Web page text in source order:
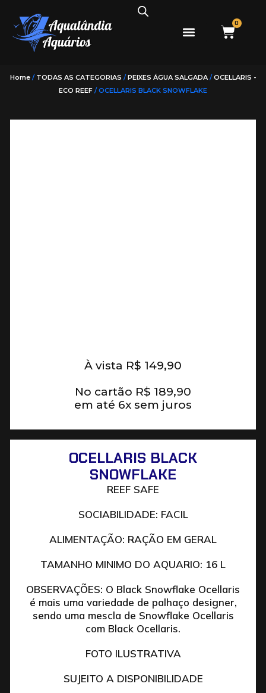
0
Home/ TODAS AS CATEGORIAS /PEIXES ÁGUA SALGADA/OCELLARIS -
ECO REEF / OCELLARIS BLACK SNOWFLAKE
À vista R$ 149,90
No cartão R$ 189,90
em até 6x sem juros
OCELLARIS BLACK
SNOWFLAKE
REEF SAFE
SOCIABILIDADE: FACIL
ALIMENTAÇÃO: RAÇÃO EM GERAL
TAMANHO MINIMO DO AQUARIO: 16 L
OBSERVAÇÕES: O Black Snowflake Ocellaris
é mais uma variedade de palhaço designer,
sendo uma mescla de Snowflake Ocellaris
com Black Ocellaris.
FOTO ILUSTRATIVA
SUJEITO A DISPONIBILIDADE